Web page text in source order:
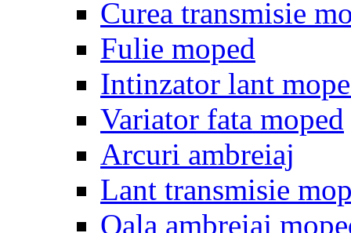
Curea transmisie
Fulie moped
Intinzator lant
Variator fata moped
Arcuri ambreiaj
Lant transmisie
Oala ambreiaj